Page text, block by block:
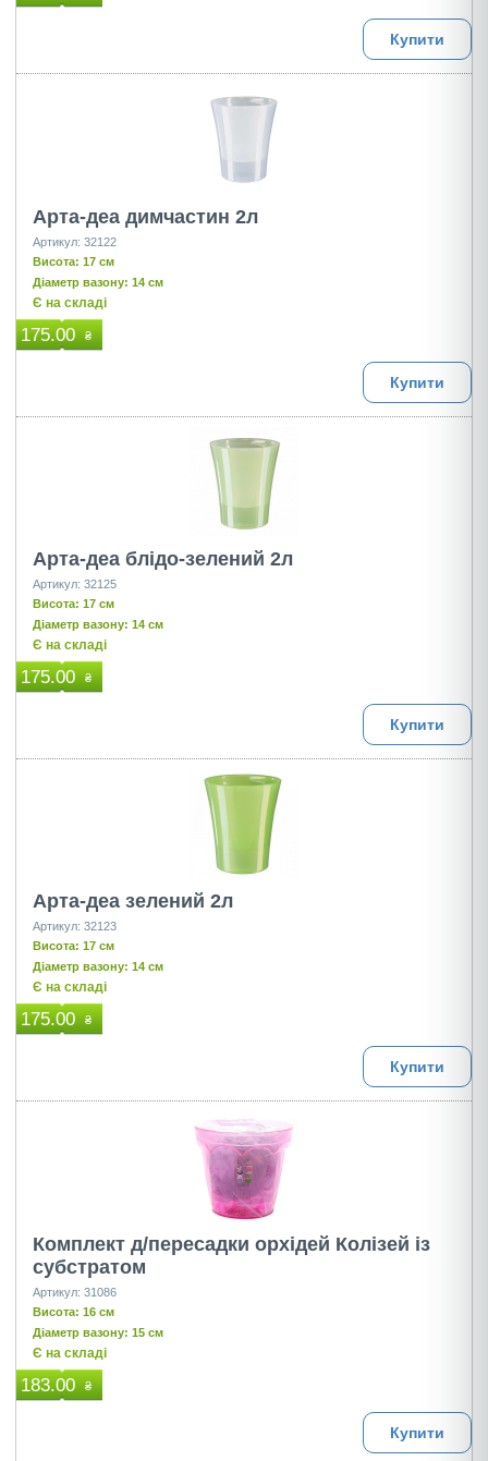
Купити
Арта-деа димчастин 2л
Артикул: 32122
Висота: 17 см
Діаметр вазону: 14 см
Є на складі
175.00 ₴
Купити
Арта-деа блідо-зелений 2л
Артикул: 32125
Висота: 17 см
Діаметр вазону: 14 см
Є на складі
175.00 ₴
Купити
Арта-деа зелений 2л
Артикул: 32123
Висота: 17 см
Діаметр вазону: 14 см
Є на складі
175.00 ₴
Купити
Комплект д/пересадки орхідей Колізей із
субстратом
Артикул: 31086
Висота: 16 см
Діаметр вазону: 15 см
Є на складі
183.00 ₴
Купити